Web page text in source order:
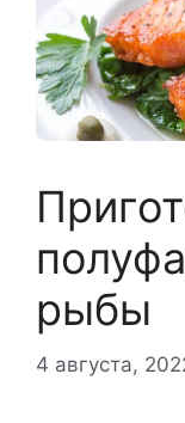
рыбы
4 августа,